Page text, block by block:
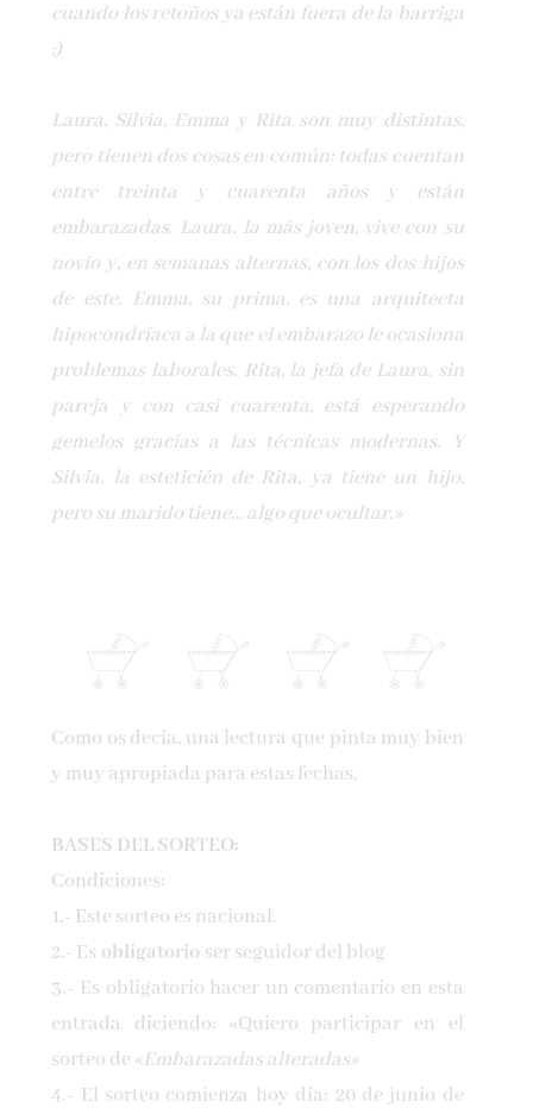
cuando los retoños ya están fuera de la barriga
;)
Laura, Silvia, Emma y Rita son muy distintas,
pero tienen dos cosas en común: todas cuentan
entre treinta y cuarenta años y están
embarazadas. Laura, la más joven, vive con su
novio y, en semanas alternas, con los dos hijos
de este. Emma, su prima, es una arquitecta
hipocondríaca a la que el embarazo le ocasiona
problemas laborales. Rita, la jefa de Laura, sin
pareja y con casi cuarenta, está esperando
gemelos gracias a las técnicas modernas. Y
Silvia, la esteticién de Rita, ya tiene un hijo,
pero su marido tiene… algo que ocultar.»
Como os decía, una lectura que pinta muy bien
y muy apropiada para estas fechas.
BASES DEL SORTEO:
Condiciones:
1.- Este sorteo es nacional.
2.- Es obligatorio ser seguidor del blog
3.- Es obligatorio hacer un comentario en esta
entrada diciendo: «Quiero participar en el
sorteo de «Embarazadas alteradas»
4.- El sorteo comienza hoy día: 20 de junio de